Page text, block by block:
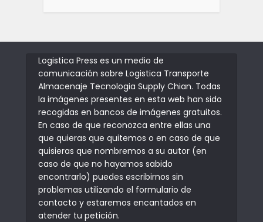
Logistica Press es un medio de
comunicación sobre Logistica Transporte
Almacenaje Tecnologia Supply Chian. Todas
la imágenes presentes en esta web han sido
recogidas en bancos de imágenes gratuitos.
En caso de que reconozca entre ellas una
que quieras que quitemos o en caso de que
quisieras que nombremos a su autor (en
caso de que no hayamos sabido
encontrarlo) puedes escribirnos sin
problemas utilizando el formulario de
contacto y estaremos encantados en
atender tu petición.